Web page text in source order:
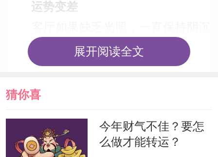
运势变差
的状态。那么势必会导致运势变差，因
为客厅的风水是整体的中心。此处阴沉
即为缺乏生气，没有生气就会导致风水
当然如果客厅可以点亮灯光，那么也可
以扭转不利的风水。
展开阅读全文
猜你喜
今年财气不佳？要怎
么做才能转运？